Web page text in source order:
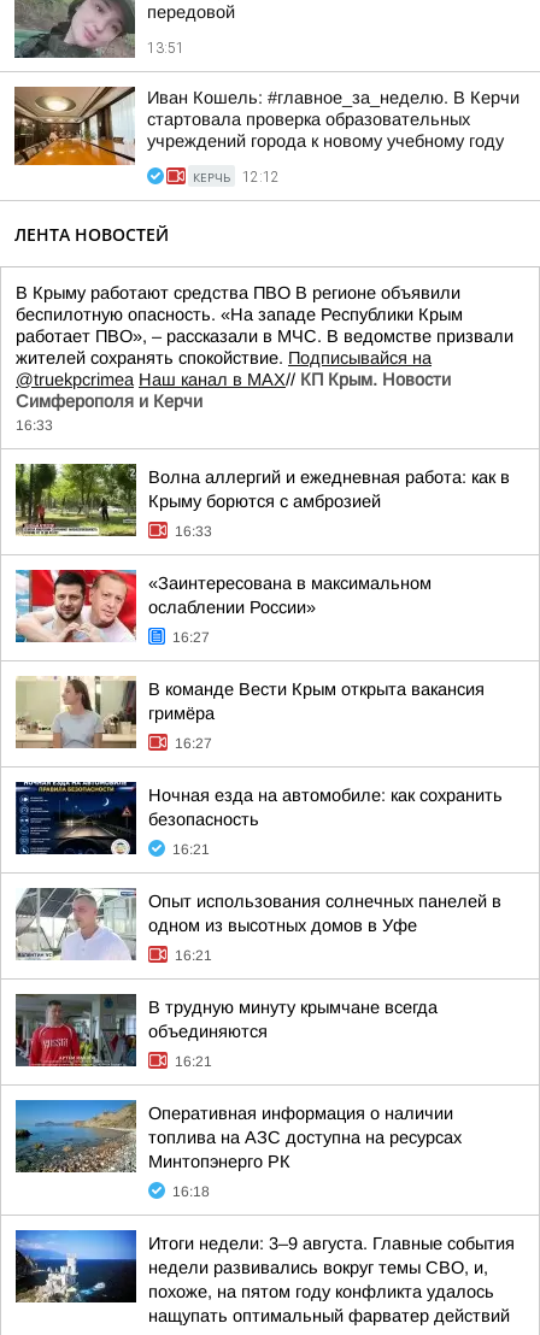
передовой
13:51
Иван Кошель: #главное_за_неделю. В Керчи
стартовала проверка образовательных
учреждений города к новому учебному году
КЕРЧЬ 12:12
ЛЕНТА НОВОСТЕЙ
В Крыму работают средства ПВО В регионе объявили
беспилотную опасность. «На западе Республики Крым
работает ПВО», – рассказали в МЧС. В ведомстве призвали
жителей сохранять спокойствие. Подписывайся на
@truekpcrimea Наш канал в MAX// КП Крым. Новости
Симферополя и Керчи
16:33
Волна аллергий и ежедневная работа: как в
Крыму борются с амброзией
16:33
«Заинтересована в максимальном
ослаблении России»
16:27
В команде Вести Крым открыта вакансия
гримёра
16:27
Ночная езда на автомобиле: как сохранить
безопасность
16:21
Опыт использования солнечных панелей в
одном из высотных домов в Уфе
16:21
В трудную минуту крымчане всегда
объединяются
16:21
Оперативная информация о наличии
топлива на АЗС доступна на ресурсах
Минтопэнерго РК
16:18
Итоги недели: 3–9 августа. Главные события
недели развивались вокруг темы СВО, и,
похоже, на пятом году конфликта удалось
нащупать оптимальный фарватер действий